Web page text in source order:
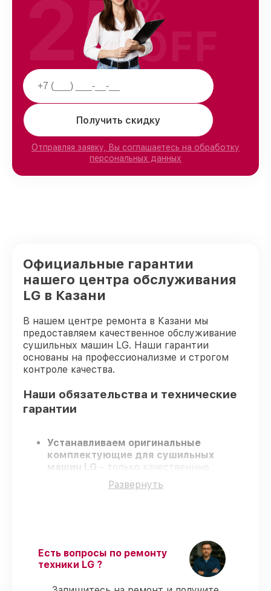
Получить скидку
Отправляя заявку, Вы соглашаетесь на обработку
персональных данных
25%
OFF
Официальные гарантии
нашего центра обслуживания
LG в Казани
В нашем центре ремонта в Казани мы
предоставляем качественное обслуживание
сушильных машин LG. Наши гарантии
основаны на профессионализме и строгом
контроле качества.
Наши обязательства и технические
гарантии
Устанавливаем оригинальные
комплектующие для сушильных
машин LG
– только качественные
запчасти для вашей техники.
Сертифицированные специалисты
Работаем строго в установленных
заранее временных рамках– ремонт
сушильных машин LG без бесконечных
Официальная гарантия– на все виды
Развернуть
Есть вопросы по ремонту
техники LG ?